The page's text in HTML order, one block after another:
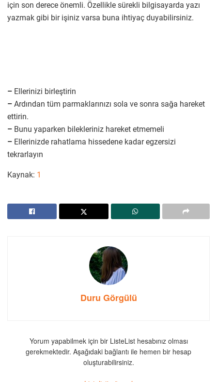
için son derece önemli. Özellikle sürekli bilgisayarda yazı
yazmak gibi bir işiniz varsa buna ihtiyaç duyabilirsiniz.
– Ellerinizi birleştirin
– Ardından tüm parmaklarınızı sola ve sonra sağa hareket
ettirin.
– Bunu yaparken bilekleriniz hareket etmemeli
– Ellerinizde rahatlama hissedene kadar egzersizi
tekrarlayın
Kaynak: 1
Duru Görgülü
Yorum yapabilmek için bir ListeList hesabınız olması
gerekmektedir. Aşağıdaki bağlantı ile hemen bir hesap
oluşturabilirsiniz.